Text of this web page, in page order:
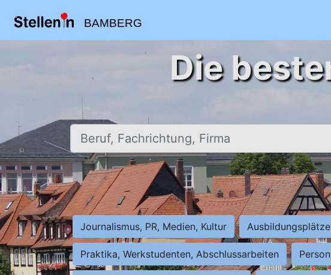
BAMBERG
Die
Beruf, Fachrichtung, Firma
Journalismus, PR, Medien, Kultur Ausbildungsplätze
Praktika, Werkstudenten, Abschlussarbeiten